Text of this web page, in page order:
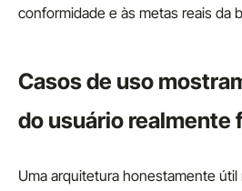
conformidade e às metas reais da
Casos de uso
do usuário realmente
Uma arquitetura honestamente útil